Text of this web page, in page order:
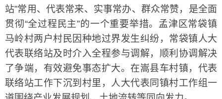
站”常用、代表常来、实事常办、群众常赞，是全面
贯彻“全过程民主”的一个重要举措。孟津区常袋镇
马岭村两户村民因种地过界发生纠纷，常袋镇人大
代表联络站及时介入全程参与调解，顺利协调解决
了争端，有效避免事态扩大。在嵩县车村镇，代表
联络站工作下沉到村里，人大代表同镇村工作组一